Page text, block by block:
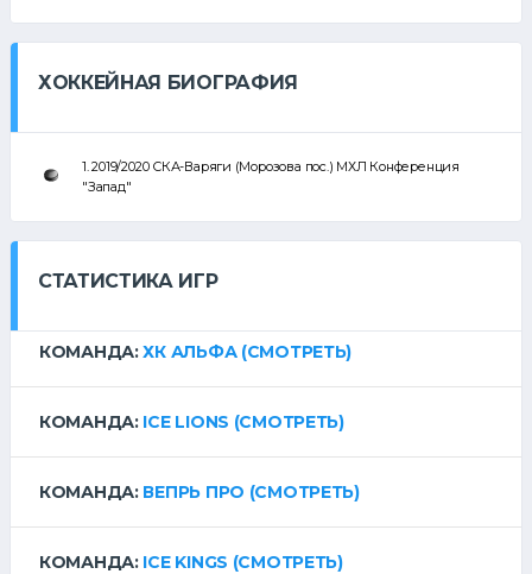
ХОККЕЙНАЯ БИОГРАФИЯ
1. 2019/2020 СКА-Варяги (Морозова пос.) МХЛ Конференция
"Запад"
СТАТИСТИКА ИГР
КОМАНДА:ХК АЛЬФА (СМОТРЕТЬ)
КОМАНДА: ICE LIONS (СМОТРЕТЬ)
КОМАНДА: ВЕПРЬ ПРО (СМОТРЕТЬ)
КОМАНДА: ICE KINGS (СМОТРЕТЬ)